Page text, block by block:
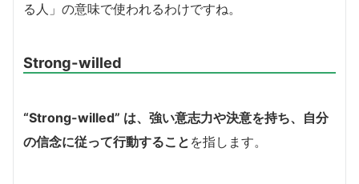
る人」の意味で使われるわけですね。
Strong-willed
“Strong-willed” は、強い意志力や決意を持ち、自分
の信念に従って行動すること を指します。